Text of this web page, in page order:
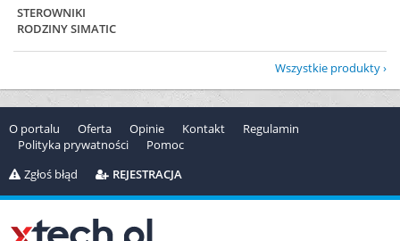
STEROWNIKI
RODZINY SIMATIC
Wszystkie produkty
O portalu Oferta Opinie Kontakt
Regulamin
Polityka prywatności
Pomoc
Zgłoś błąd
REJESTRACJA